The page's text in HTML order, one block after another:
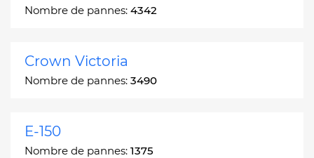
Nombre de pannes: 4342
Crown Victoria
Nombre de pannes: 3490
E-150
Nombre de pannes: 1375